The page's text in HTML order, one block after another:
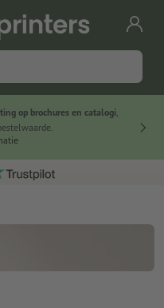
op brochures en catalogi,